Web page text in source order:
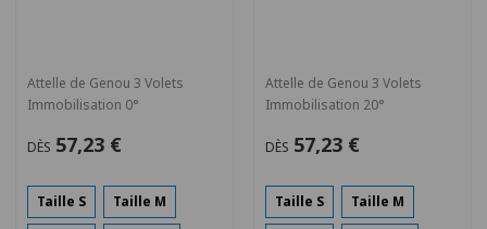
Attelle de Genou 3 Volets
Immobilisation 0°
DÈS 57,23 €
Taille S Taille M
Attelle de Genou 3 Volets
Immobilisation 20°
DÈS 57,23 €
Taille S Taille M